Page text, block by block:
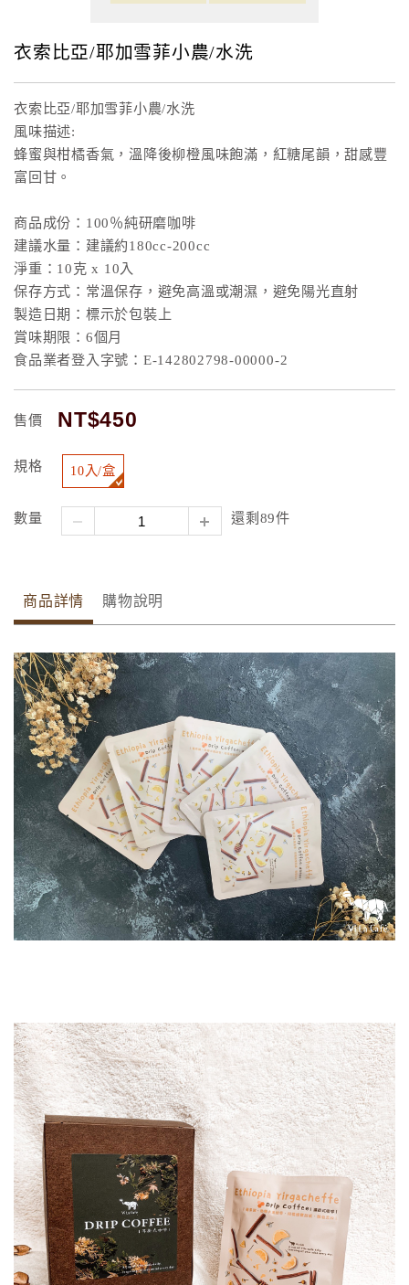
衣索比亞/耶加雪菲小農/水洗
衣索比亞/耶加雪菲小農/水洗
風味描述:
蜂蜜與柑橘香氣，溫降後柳橙風味飽滿，紅糖尾韻，甜感豐
富回甘。
商品成份：100％純研磨咖啡
建議水量：建議約180cc-200cc
淨重：10克 x 10入
保存方式：常溫保存，避免高溫或潮濕，避免陽光直射
製造日期：標示於包裝上
賞味期限：6個月
食品業者登入字號：E-142802798-00000-2
售價 NT$450
規格 10入/盒
數量 還剩89件
商品詳情 購物說明